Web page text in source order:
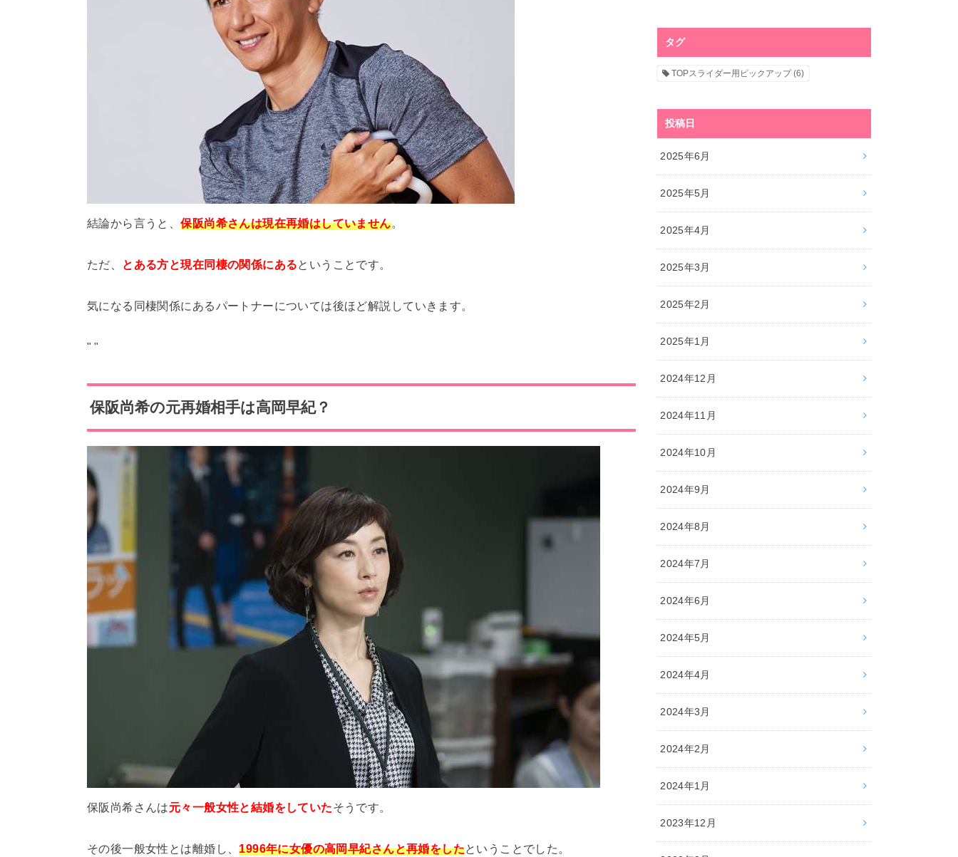
結論から言うと、保阪尚希さんは現在再婚はしていません。
ただ、 とある方と現在同棲の関係にあるということです。
気になる同棲関係にあるパートナーについては後ほど解説していきます。
" "
保阪尚希の元再婚相手は高岡早紀？
保阪尚希さんは元々一般女性と結婚をしていたそうです。
その後一般女性とは離婚し、1996年に女優の高岡早紀さんと再婚をしたということでした。
タグ
TOPスライダー用ピックアップ(6)
投稿日
2025年6月
2025年5月
2025年4月
2025年3月
2025年2月
2025年1月
2024年12月
2024年11月
2024年10月
2024年9月
2024年8月
2024年7月
2024年6月
2024年5月
2024年4月
2024年3月
2024年2月
2024年1月
2023年12月